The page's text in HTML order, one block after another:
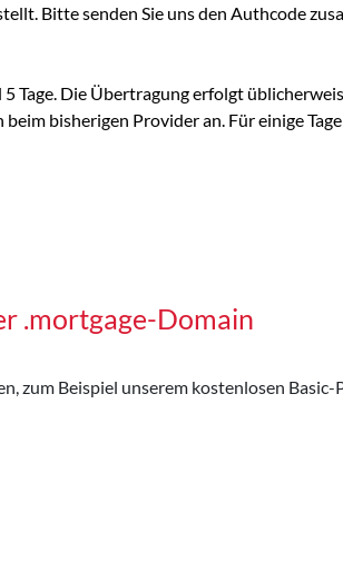
Bitte senden Sie uns den Authcode
Tage. Die Übertragung erfolgt
bisherigen Provider an. Für einige
.mortgage-Domain
zum Beispiel unserem kostenlosen